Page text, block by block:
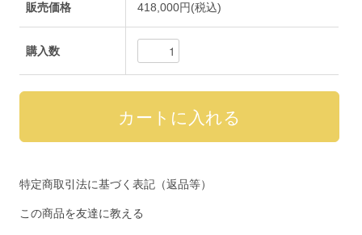
販売価格 418,000円(税込)
購入数
特定商取引法に基づく表記（返品等）
この商品を友達に教える